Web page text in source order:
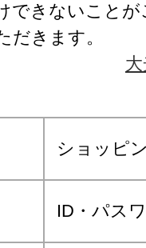
できないこと
だきます。
ショッピ
ID・パス